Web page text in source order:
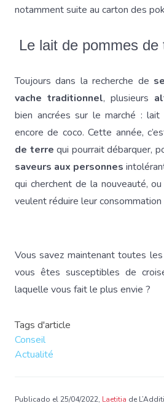
notamment suite au carton des
Le lait de pommes de
Toujours dans la recherche de
vache traditionnel, plusieurs
bien ancrées sur le marché : lait
encore de coco. Cette année,
de terre qui pourrait débarquer,
saveurs aux personnes
qui cherchent de la nouveauté,
veulent réduire leur
Vous savez maintenant toutes les
vous êtes susceptibles de
laquelle vous fait le plus envie ?
Tags d'article
Conseil
Actualité
Publicado el 25/04/2022, Laetitia de